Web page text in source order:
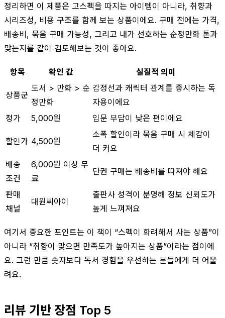
정리하면 이 제품은 고스펙을 따지는 아이템이 아니라, 취향과
시리즈성, 비용 구조를 함께 보는 상품이에요. 구매 전에는 가격,
배송비, 묶음 구매 가능성, 그리고 내가 선호하는 순정만화 톤과
맞는지를 같이 검토해보는 것이 좋아요.
항목 확인 값 실질적 의미
상품군
도서 > 만화 > 순
정만화
감정선과 캐릭터 관계를 중시하는 독
자용이에요
정가
5,000원 입문 부담이 낮은 편이에요
할인가 4,500원
소폭 할인이라 묶음 구매 시 체감이
더 커요
배송
조건
6,000원 이상 무
료
단권 구매는 배송비를 따져야 해요
판매
채널
대원씨아이
출판사 성격이 분명해 정보 신뢰도가
높게 느껴져요
여기서 중요한 포인트는 이 책이 “스펙이 화려해서 사는 상품”이
아니라 “취향이 맞으면 만족도가 높아지는 상품”이라는 점이에
요. 그런 만큼 숫자보다 독서 경험을 우선하는 분들에게 더 어울
려요.
리뷰 기반 장점 Top 5